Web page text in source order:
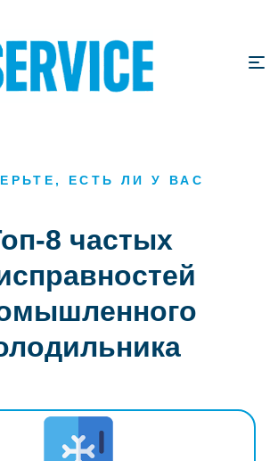
ЕСТЬ ЛИ У ВАС
8 частых